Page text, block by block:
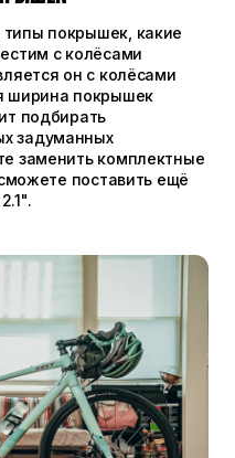
покрышек, какие
с колёсами
он с колёсами
ширина покрышек
подбирать
задуманных
заменить комплектные
поставить ещё